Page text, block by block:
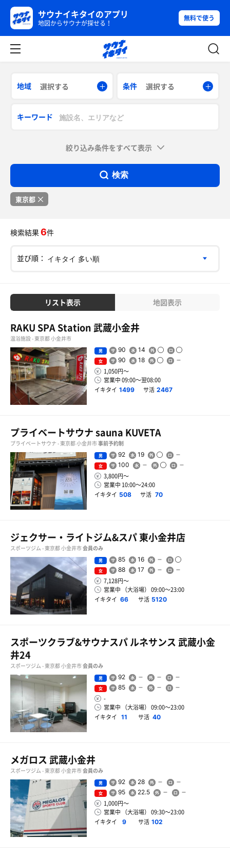
サウナイキタイのアプリ
地図からサウナが探せる！
無料で使う
地域 選択する 条件 選択する
キーワード
絞り込み条件をすべて表示
検索
東京都
検索結果6件
並び順：
リスト表示 地図表示
RAKU SPA Station 武蔵小金井
温浴施設 - 東京都 小金井市
男 90 14
女 90 18
1,050円〜
営業中 09:00〜翌08:00
イキタイ 1499 サ活 2467
プライベートサウナ sauna KUVETA
プライベートサウナ - 東京都 小金井市事前予約制
男 92 19
女 100
3,800円〜
営業中 10:00〜24:00
イキタイ 508 サ活 70
ジェクサー・ライトジム&スパ 東小金井店
スポーツジム - 東京都 小金井市会員のみ
男 85 16
女 88 17
7,128円〜
営業中 （大浴場） 09:00〜23:00
イキタイ 66 サ活 5120
スポーツクラブ&サウナスパ ルネサンス 武蔵小金
井24
スポーツジム - 東京都 小金井市会員のみ
男 92
女 85
-
営業中 （大浴場） 09:00〜23:00
イキタイ
11 サ活 40
メガロス 武蔵小金井
スポーツジム - 東京都 小金井市会員のみ
男 92 28
女 95 22.5
1,000円〜
営業中 （大浴場） 09:30〜23:00
イキタイ
9 サ活 102